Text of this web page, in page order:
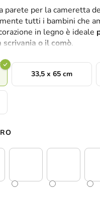
parete per la cameretta
tutti i bambini che
in legno è ideale
o il comò.
33,5 x 65 cm